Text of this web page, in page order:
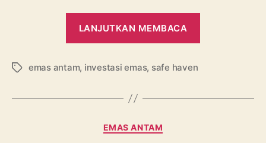
LANJUTKAN MEMBACA
yang
Tag emas antam, investasi emas, safe haven
Kategori
EMAS ANTAM